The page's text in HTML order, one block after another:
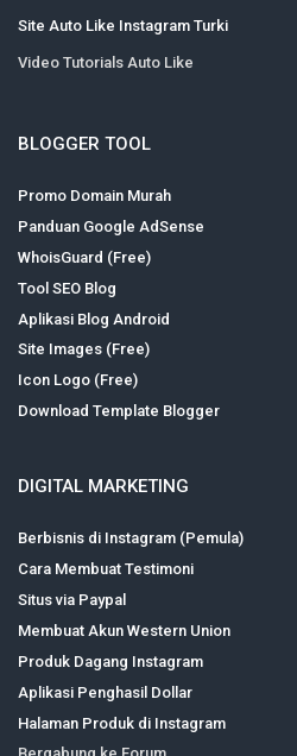
Site Auto Like Instagram Turki
Video Tutorials Auto Like
BLOGGER TOOL
Promo Domain Murah
Panduan Google AdSense
WhoisGuard (Free)
Tool SEO Blog
Aplikasi Blog Android
Site Images (Free)
Icon Logo (Free)
Download Template Blogger
DIGITAL MARKETING
Berbisnis di Instagram (Pemula)
Cara Membuat Testimoni
Situs via Paypal
Membuat Akun Western Union
Produk Dagang Instagram
Aplikasi Penghasil Dollar
Halaman Produk di Instagram